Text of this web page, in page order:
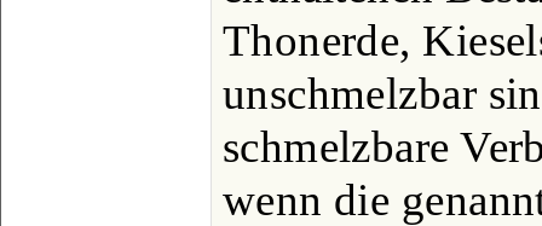
Thonerde,
unschmelzbar
schmelzbare
wenn die